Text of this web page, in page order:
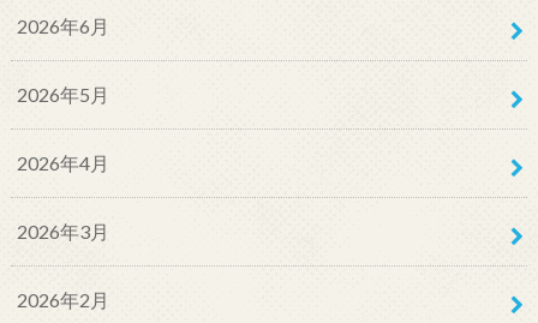
2026年6月
2026年5月
2026年4月
2026年3月
2026年2月